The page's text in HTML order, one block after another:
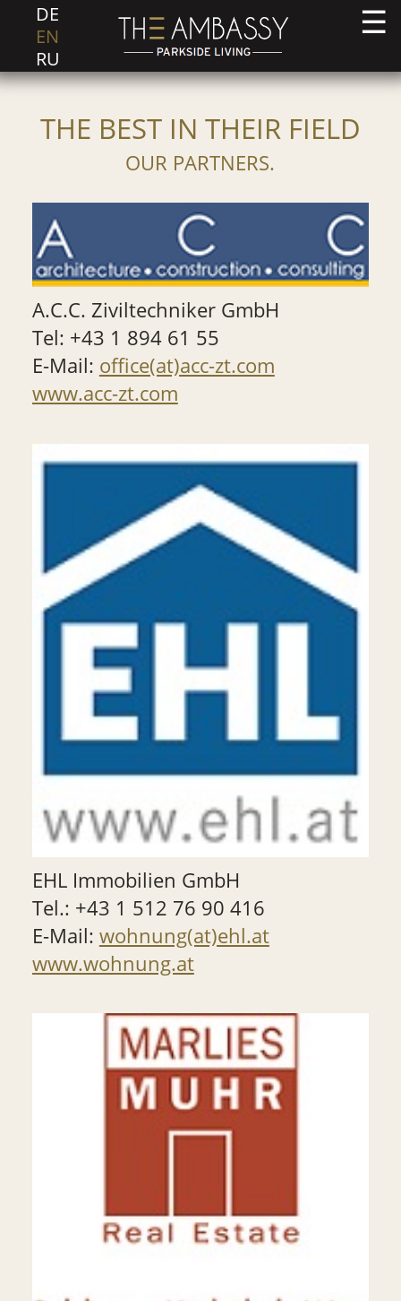
DE
EN
RU
THE BEST IN THEIR FIELD
OUR PARTNERS.
A.C.C. Ziviltechniker GmbH
Tel: +43 1 894 61 55
E-Mail: office(at)acc-zt.com
www.acc-zt.com
EHL Immobilien GmbH
Tel.: +43 1 512 76 90 416
E-Mail: wohnung(at)ehl.at
www.wohnung.at